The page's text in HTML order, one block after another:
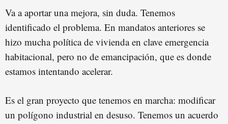
Va a aportar una mejora, sin duda. Tenemos
identificado el problema. En mandatos anteriores se
hizo mucha política de vivienda en clave emergencia
habitacional, pero no de emancipación, que es donde
estamos intentando acelerar.
Es el gran proyecto que tenemos en marcha: modificar
un polígono industrial en desuso. Tenemos un acuerdo